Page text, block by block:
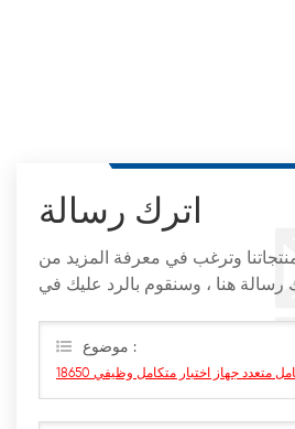
اترك رسالة
وترغب في معرفة المزيد من
رسالة هنا ، وسنقوم بالرد عليك في
موضوع :
شامل متعدد جهاز اختبار متكامل وظيفي